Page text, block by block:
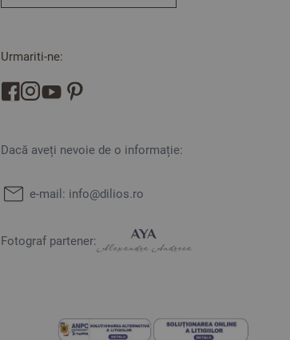
Urmariti-ne:
Dacă aveți nevoie de o informație:
e-mail: info@dilios.ro
Fotograf partener: